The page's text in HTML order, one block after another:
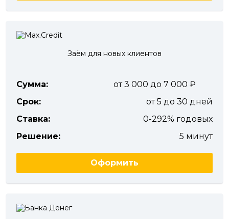
Заём для новых клиентов
Сумма:
от 3 000 до 7 000
Срок:
от 5 до 30 дней
Ставка:
0-292% годовых
Решение:
5 минут
Оформить